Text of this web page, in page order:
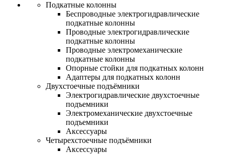
Подкатные колонны
Беспроводные электрогидравлические
подкатные колонны
Проводные электрогидравлические
подкатные колонны
Проводные электромеханические
подкатные колонны
Опорные стойки для подкатных колонн
Адаптеры для подкатных колонн
Двухстоечные подъёмники
Электрогидравлические двухстоечные
подъемники
Электромеханические двухстоечные
подъемники
Аксессуары
Четырехстоечные подъёмники
Аксессуары